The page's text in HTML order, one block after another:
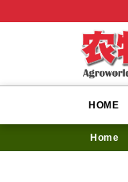
HOME
Home